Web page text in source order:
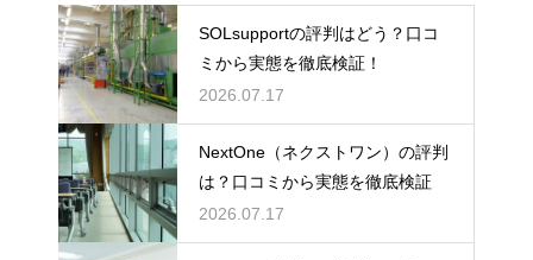
SOLsupportの評判はどう？口コ
ミから実態を徹底検証！
2026.07.17
NextOne（ネクストワン）の評判
は？口コミから実態を徹底検証
2026.07.17